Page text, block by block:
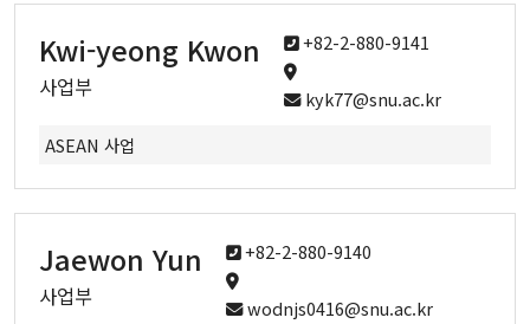
Kwi-yeong Kwon
사업부
+82-2-880-9141
kyk77@snu.ac.kr
ASEAN 사업
Jaewon Yun
사업부
+82-2-880-9140
wodnjs0416@snu.ac.kr
News & Events
Reservation